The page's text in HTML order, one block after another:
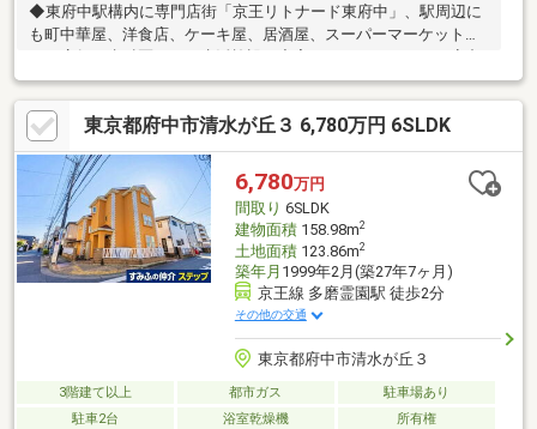
◆東府中駅構内に専門店街「京王リトナード東府中」、駅周辺に
も町中華屋、洋食店、ケーキ屋、居酒屋、スーパーマーケットな
市は古代：武蔵国の国府として栄え、歴史と伝統のある街です！
近年では京王線「府中」駅前のルシーニュも完成し、オシャレな
お店も増えており人気のある街です！◆陽当たり良好！ ◆人気
の府中市八幡町アドレス！ ■住宅ローン 資金計画のシュミレ
ーション、金融機関のご紹介、事前（仮）審査から本申し込みま
で全てお任せ下さい！アドバイスもさせて頂きます！ ※１．駐
車場は車種によります。
東京都府中市清水が丘３ 6,780万円 6SLDK
6,780万円
間取り 6SLDK
建物面積158.98m2
土地面積123.86m2
築年月 1999年2月(築27年7ヶ月)
京王線 多磨霊園駅 徒歩2分
その他の交通
東京都府中市清水が丘３
3階建て以上 都市ガス
駐車場あり
駐車2台
浴室乾燥機 所有権